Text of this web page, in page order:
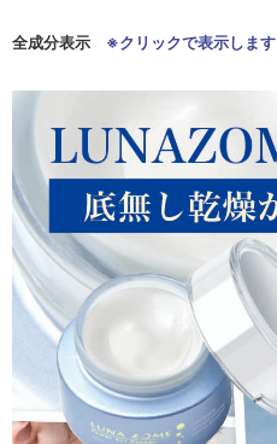
全成分表示 ※クリックで表示します